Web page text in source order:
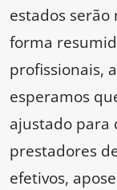
estados
forma
profissionais,
esperamos
ajustado para
prestadores
efetivos,